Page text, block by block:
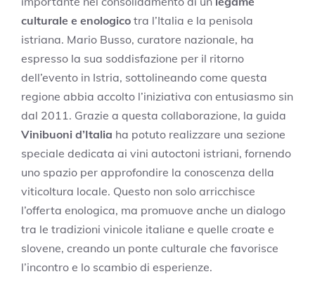
culturale e enologico tra l’Italia e la penisola
istriana. Mario Busso, curatore nazionale, ha
espresso la sua soddisfazione per il ritorno
dell’evento in Istria, sottolineando come questa
regione abbia accolto l’iniziativa con entusiasmo sin
dal 2011. Grazie a questa collaborazione, la guida
Vinibuoni d’Italia ha potuto realizzare una sezione
speciale dedicata ai vini autoctoni istriani, fornendo
uno spazio per approfondire la conoscenza della
viticoltura locale. Questo non solo arricchisce
l’offerta enologica, ma promuove anche un dialogo
tra le tradizioni vinicole italiane e quelle croate e
slovene, creando un ponte culturale che favorisce
l’incontro e lo scambio di esperienze.